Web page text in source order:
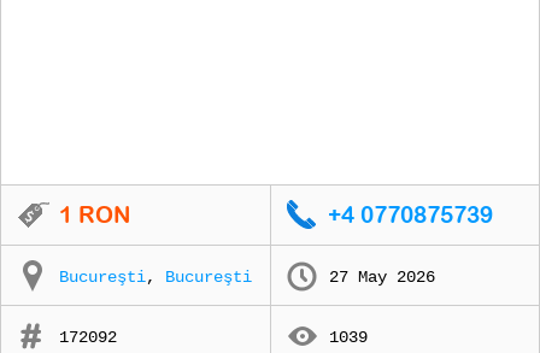
Bucureşti, Bucureşti 27 May 2026
172092 1039